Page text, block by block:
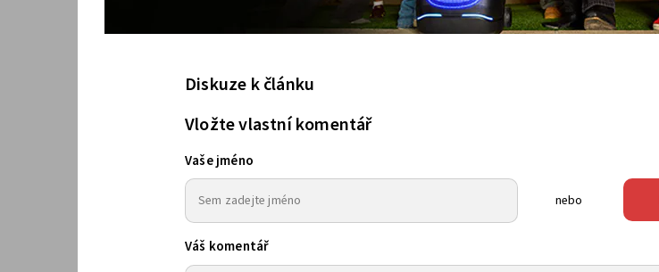
Diskuze k článku
Vložte vlastní komentář
Vaše jméno
nebo
Váš komentář